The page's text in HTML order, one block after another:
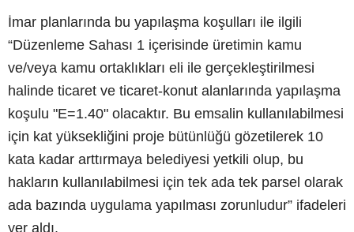
İmar planlarında bu yapılaşma koşulları ile ilgili
“Düzenleme Sahası 1 içerisinde üretimin kamu
ve/veya kamu ortaklıkları eli ile gerçekleştirilmesi
halinde ticaret ve ticaret-konut alanlarında yapılaşma
koşulu "E=1.40" olacaktır. Bu emsalin kullanılabilmesi
için kat yüksekliğini proje bütünlüğü gözetilerek 10
kata kadar arttırmaya belediyesi yetkili olup, bu
hakların kullanılabilmesi için tek ada tek parsel olarak
ada bazında uygulama yapılması zorunludur” ifadeleri
yer aldı.